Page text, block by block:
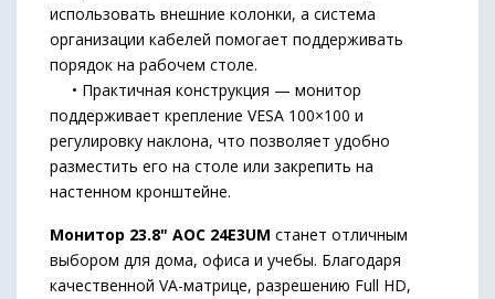
использовать внешние колонки, а система
организации кабелей помогает поддерживать
порядок на рабочем столе.
• Практичная конструкция — монитор
поддерживает крепление VESA 100×100 и
регулировку наклона, что позволяет удобно
разместить его на столе или закрепить на
настенном кронштейне.
Монитор 23.8" AOC 24E3UM станет отличным
выбором для дома, офиса и учебы. Благодаря
качественной VA-матрице, разрешению Full HD,